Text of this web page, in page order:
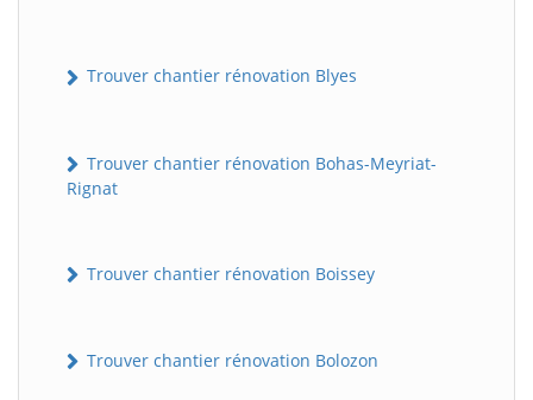
Trouver chantier rénovation Blyes
Trouver chantier rénovation Bohas-Meyriat-
Rignat
Trouver chantier rénovation Boissey
Trouver chantier rénovation Bolozon